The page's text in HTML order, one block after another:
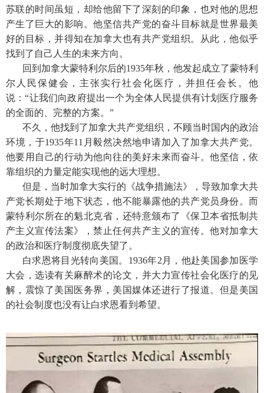
苏联的时间虽短，却给他留下了深刻的印象，也对他的思想
产生了巨大的影响。他坚信共产党的奋斗目标就是世界最美
好的目标，并得知在加拿大也有共产党组织。从此，他似乎
找到了自己人生的未来方向。
回到加拿大蒙特利尔后的1935年秋，他发起成立了蒙特利
尔人民保健会，主张实行社会化医疗，并担任会长。他
说：“让我们向政府提出一个为全体人民提供有计划医疗服务
的全面的、完整的方案。”
不久，他找到了加拿大共产党组织，不顾当时国内的政治
环境，于1935年11月毅然决然地申请加入了加拿大共产党。
他要用自己的行动为他向往的美好未来而奋斗。他坚信，依
靠组织的力量定能实现他的远大理想。
但是，当时加拿大实行的《战争措施法》，导致加拿大共
产党长期处于地下状态，他不能暴露他的共产党员身份。而
蒙特利尔所在的魁北克省，还特意颁布了《保卫本省抵制共
产主义宣传法案》，禁止任何共产主义的宣传。他对加拿大
的政治和医疗制度彻底失望了。
白求恩将目光转向美国。1936年2月，他赴美国参加医学
大会，选读有关麻醉术的论文，并大力宣传社会化医疗的见
解，震惊了美国医务界，美国媒体还进行了报道。但是美国
的社会制度也没有让白求恩看到希望。